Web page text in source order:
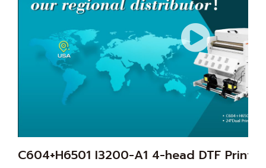
C604+H6501 I3200-A1 4-head DTF Printer